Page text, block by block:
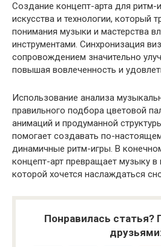
Создание концепт-арта для ритм-
искусства и технологии, который
понимания музыки и мастерства
инструментами. Синхронизация
сопровождением значительно
повышая вовлеченность и
Использование анализа
правильного подбора цветовой
анимаций и продуманной
помогает создавать по-
динамичные ритм-игры. В
концепт-арт превращает музыку
которой хочется наслаждаться
Понравилась статья?